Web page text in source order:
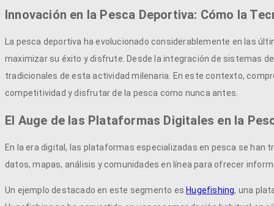
Innovación en la Pesca Deportiva: Cómo la
La pesca deportiva ha evolucionado considerablemente en las
maximizar su éxito y disfrute. Desde la integración de sistemas
tradicionales de esta actividad milenaria. En este contexto,
competitividad y disfrutar de la pesca como nunca antes.
El Auge de las Plataformas Digitales en la
En la era digital, las plataformas especializadas en pesca se
datos, mapas, análisis y comunidades en línea para ofrecer
Un ejemplo destacado en este segmento es Hugefishing, una